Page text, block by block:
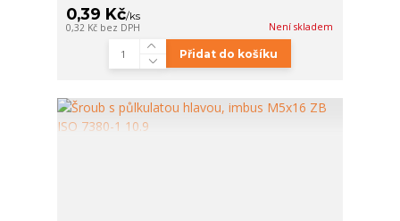
0,39 Kč/ks
0,32 Kč bez DPH Není skladem
Přidat do košíku